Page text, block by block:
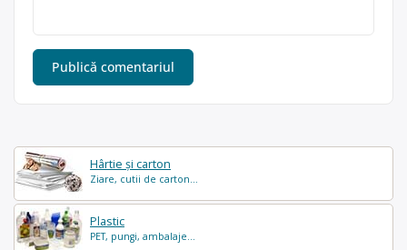
Hârtie și carton
Ziare, cutii de carton...
Plastic
PET, pungi, ambalaje...